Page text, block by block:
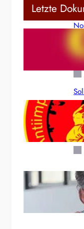
Letzte